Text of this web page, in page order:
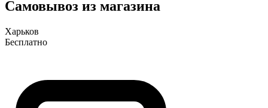
Самовывоз из магазина
Харьков
Бесплатно